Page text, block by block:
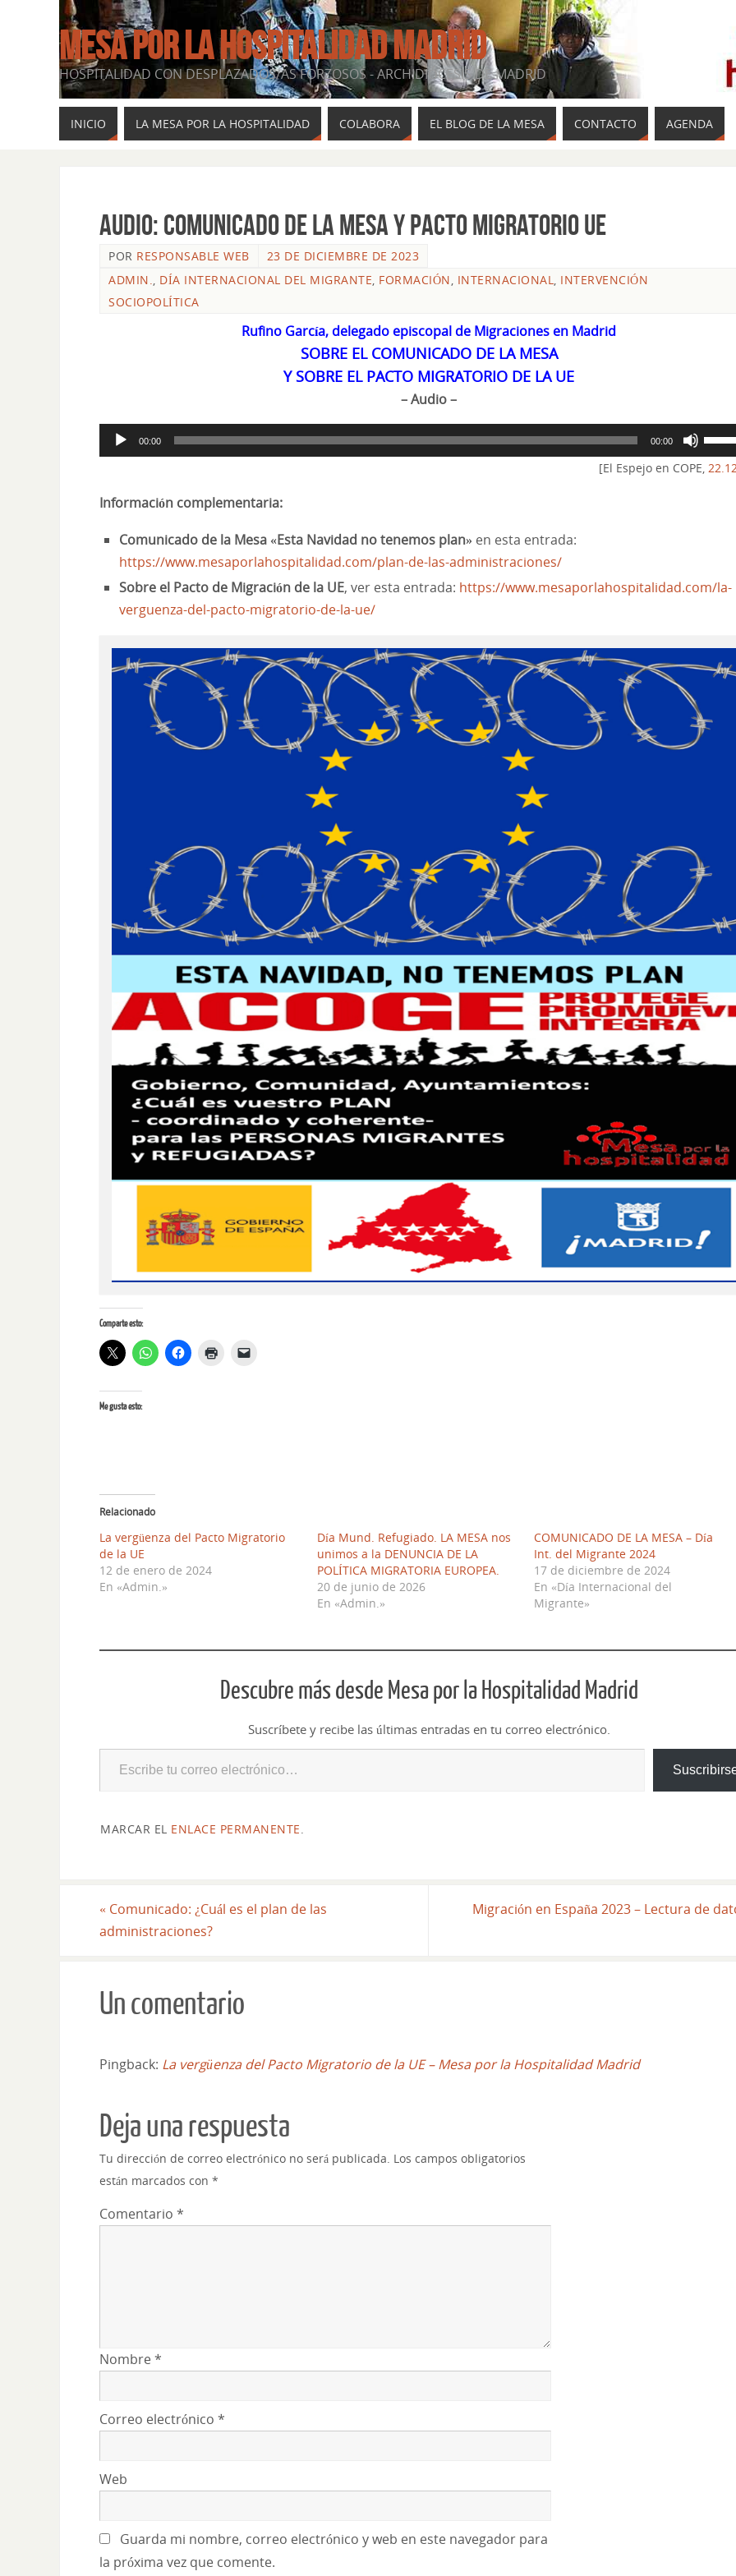
MESA POR LA HOSPITALIDAD MADRID
HOSPITALIDAD CON DESPLAZADOS/AS FORZOSOS - ARCHIDIÓCESIS DE MADRID
INICIO LA MESA POR LA HOSPITALIDAD COLABORA EL BLOG DE LA MESA CONTACTO AGENDA
Audio: COMUNICADO DE LA MESA Y PACTO MIGRATORIO UE
POR RESPONSABLE WEB
23 DE DICIEMBRE DE 2023
ADMIN., DÍA INTERNACIONAL DEL MIGRANTE, FORMACIÓN, INTERNACIONAL, INTERVENCIÓN
SOCIOPOLÍTICA
Rufino García, delegado episcopal de Migraciones en Madrid
SOBRE EL COMUNICADO DE LA MESA
Y SOBRE EL PACTO MIGRATORIO DE LA UE
– Audio –
Reproductor
de
00:00 00:00
las
[El Espejo en COPE,
Información complementaria:
Comunicado de la Mesa «Esta Navidad no tenemos plan» en esta entrada:
https://www.mesaporlahospitalidad.com/plan-de-las-administraciones/
Sobre el Pacto de Migración de la UE, ver esta entrada: https://www.mesaporlahospitalidad.com/la-
verguenza-del-pacto-migratorio-de-la-ue/
Comparte esto:
Me gusta esto:
Relacionado
La vergüenza del Pacto Migratorio
de la UE
12 de enero de 2024
En «Admin.»
Día Mund. Refugiado. LA MESA nos
unimos a la DENUNCIA DE LA
POLÍTICA MIGRATORIA EUROPEA.
20 de junio de 2026
En «Admin.»
COMUNICADO DE LA MESA – Día
Int. del Migrante 2024
17 de diciembre de 2024
En «Día Internacional del
Migrante»
Descubre más desde Mesa por la Hospitalidad Madrid
Suscríbete y recibe las últimas entradas en tu correo electrónico.
MARCAR EL ENLACE PERMANENTE.
« Comunicado: ¿Cuál es el plan de las
administraciones?
Migración en España 2023 – Lectura de
Un comentario
Pingback: La vergüenza del Pacto Migratorio de la UE – Mesa por la Hospitalidad Madrid
Deja una respuesta
Tu dirección de correo electrónico no será publicada. Los campos obligatorios
están marcados con *
Comentario *
Nombre*
Correo electrónico *
Web
Guarda mi nombre, correo electrónico y web en este navegador para
la próxima vez que comente.